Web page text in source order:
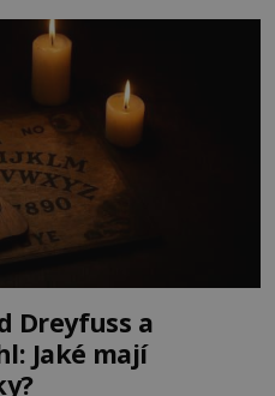
jen tak někoho
Dreyfuss a
Jaké mají